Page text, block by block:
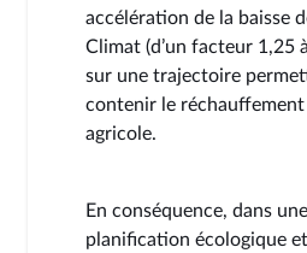
accélération de la baisse
Climat (d’un facteur 1,25
sur une trajectoire
contenir le
agricole.
En conséquence, dans
planification écologique